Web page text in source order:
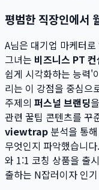
평범한 직장인에서
A님은 대기업 마케터
그녀는 비즈니스 PT 컨
쉽게 시각화하는 능력'
리는 이 강점을 중심으
주제의 퍼스널 브랜딩
관련 꿀팁 콘텐츠를 꾸
viewtrap 분석을 통
무엇인지 파악했습니
와 1:1 코칭 상품을 출
출하는 N잡러이자 인